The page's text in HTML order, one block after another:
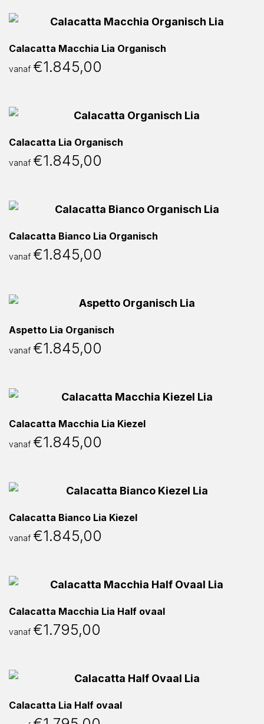
Calacatta Macchia Lia Organisch
vanaf €1.845,00
Calacatta Lia Organisch
vanaf €1.845,00
Calacatta Bianco Lia Organisch
vanaf €1.845,00
Aspetto Lia Organisch
vanaf €1.845,00
Calacatta Macchia Lia Kiezel
vanaf €1.845,00
Calacatta Bianco Lia Kiezel
vanaf €1.845,00
Calacatta Macchia Lia Half ovaal
vanaf €1.795,00
Calacatta Lia Half ovaal